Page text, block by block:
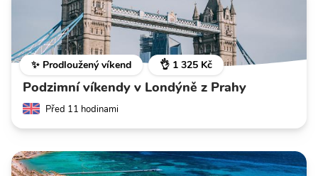
✨ Prodloužený víkend 👌 1 325 Kč
Podzimní víkendy v Londýně z Prahy
Před 11 hodinami